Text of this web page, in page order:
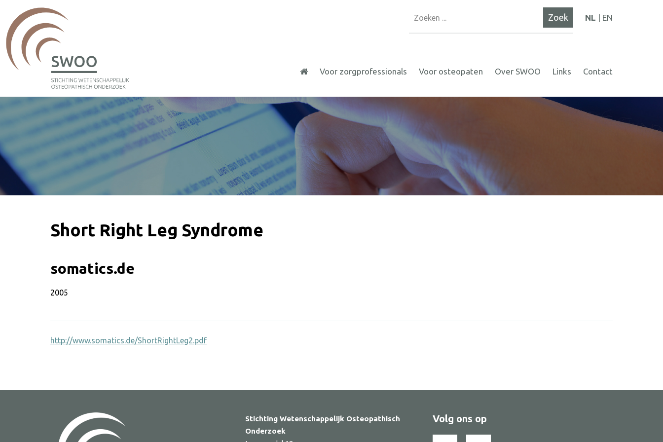
NL EN
Voor zorgprofessionals Voor osteopaten Over SWOO Links Contact
SWOO literatuurzoeker
Short Right Leg Syndrome
somatics.de
2005
http://www.somatics.de/ShortRightLeg2.pdf
Stichting Wetenschappelijk Osteopathisch
Onderzoek
Volg ons op